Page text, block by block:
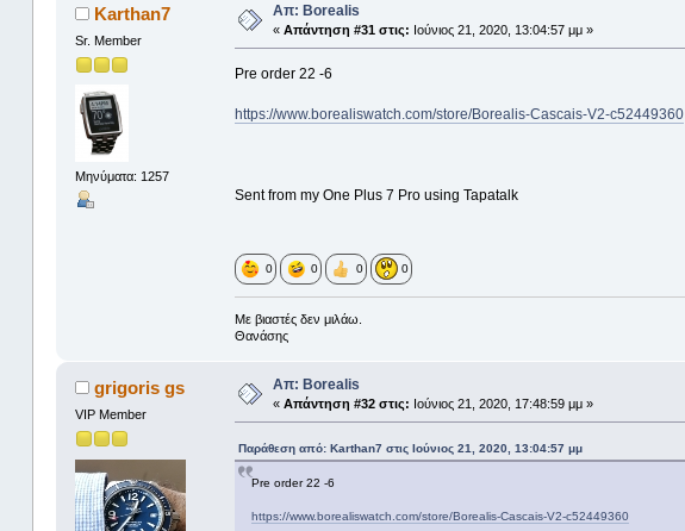
Karthan7
Sr. Member
Μηνύματα: 1257
Απ: Borealis
« Απάντηση #31 στις: Ιούνιος 21, 2020, 13:04:57 μμ »
Pre order 22 -6
https://www.borealiswatch.com/store/Borealis-Cascais-V2-c52449360
Sent from my One Plus 7 Pro using Tapatalk
0 0 0 0
Με βιαστές δεν μιλάω.
Θανάσης
grigoris gs
VIP Member
Απ: Borealis
« Απάντηση #32 στις: Ιούνιος 21, 2020, 17:48:59 μμ »
Παράθεση από: Karthan7 στις Ιούνιος 21, 2020, 13:04:57 μμ
Pre order 22 -6
https://www.borealiswatch.com/store/Borealis-Cascais-V2-c52449360